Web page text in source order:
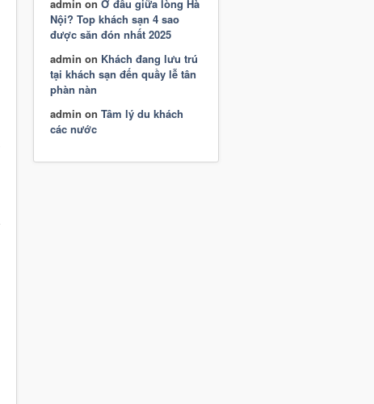
admin on Ở đâu giữa lòng Hà
Nội? Top khách sạn 4 sao
được săn đón nhất 2025
admin on Khách đang lưu trú
tại khách sạn đến quầy lễ tân
phàn nàn
admin on Tâm lý du khách
các nước